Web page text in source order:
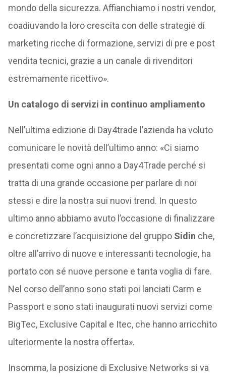
mondo della sicurezza. Affianchiamo i nostri vendor,
coadiuvando la loro crescita con delle strategie di
marketing ricche di formazione, servizi di pre e post
vendita tecnici, grazie a un canale di rivenditori
estremamente ricettivo».
Un catalogo di servizi in continuo ampliamento
Nell’ultima edizione di Day4trade l’azienda ha voluto
comunicare le novità dell’ultimo anno: «Ci siamo
presentati come ogni anno a Day4Trade perché si
tratta di una grande occasione per parlare di noi
stessi e dire la nostra sui nuovi trend. In questo
ultimo anno abbiamo avuto l’occasione di finalizzare
e concretizzare l’acquisizione del gruppo Sidin che,
oltre all’arrivo di nuove e interessanti tecnologie, ha
portato con sé nuove persone e tanta voglia di fare.
Nel corso dell’anno sono stati poi lanciati Carm e
Passport e sono stati inaugurati nuovi servizi come
BigTec, Exclusive Capital e Itec, che hanno arricchito
ulteriormente la nostra offerta».
Insomma, la posizione di Exclusive Networks si va